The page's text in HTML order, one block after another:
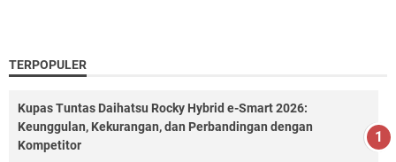
TERPOPULER
Kupas Tuntas Daihatsu Rocky Hybrid e-Smart 2026:
Keunggulan, Kekurangan, dan Perbandingan dengan
Kompetitor